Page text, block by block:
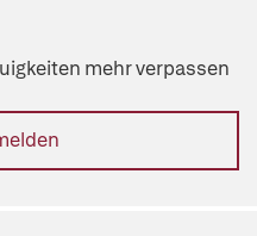
mehr verpassen